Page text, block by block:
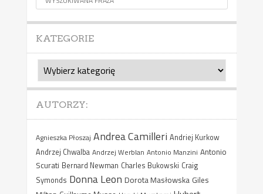
KATEGORIE
Kategorie
AUTORZY:
Agnieszka Płoszaj Andrea Camilleri Andriej Kurkow
Andrzej Chwalba Andrzej Werblan Antonio Manzini Antonio
Scurati Bernard Newman Charles Bukowski Craig
Symonds Donna Leon Dorota Masłowska Giles